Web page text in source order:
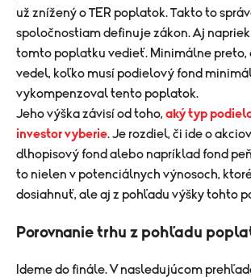
už znížený o TER poplatok. Takto to
spoločnostiam definuje zákon. Aj
tomto poplatku vedieť. Minimálne preto,
vedel, koľko musí podielový fond
vykompenzoval tento poplatok.
Jeho výška závisí od toho, aký typ
investor vyberie. Je rozdiel, či ide o
dlhopisový fond alebo napríklad fond
to nielen v potenciálnych výnosoch,
dosiahnuť, ale aj z pohľadu výšky tohto
Porovnanie trhu z pohľadu
Ideme do finále. V nasledujúcom